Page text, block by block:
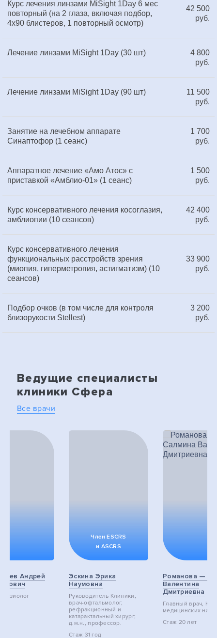
Курс лечения линзами MiSight 1Day 6 мес
повторный (на 2 глаза, включая подбор,
4х90 блистеров, 1 повторный осмотр)
42 500
руб.
Лечение линзами MiSight 1Day (30 шт)
4 800
руб.
Лечение линзами MiSight 1Day (90 шт)
11 500
руб.
Занятие на лечебном аппарате
Синаптофор (1 сеанс)
1 700
руб.
Аппаратное лечение «Амо Атос» с
приставкой «Амблио-01» (1 сеанс)
1 500
руб.
Курс консервативного лечения косоглазия,
амблиопии (10 сеансов)
42 400
руб.
Курс консервативного лечения
функциональных расстройств зрения
(миопия, гиперметропия, астигматизм) (10
сеансов)
33 900
руб.
Подбор очков (в том числе для контроля
близорукости Stellest)
3 200
руб.
Ведущие специалисты
клиники Сфера
Все врачи
Андрей
Член ESCRS
и ASCRS
Эскина Эрика
Наумовна
Руководитель Клиники,
врач-офтальмолог,
pефракционный и
катарактальный хирург,
д.м.н., профессор.
Стаж 31 год
Романова —
Валентина
Дмитриевна
Главный врач,
медицинских наук
Стаж 20 лет